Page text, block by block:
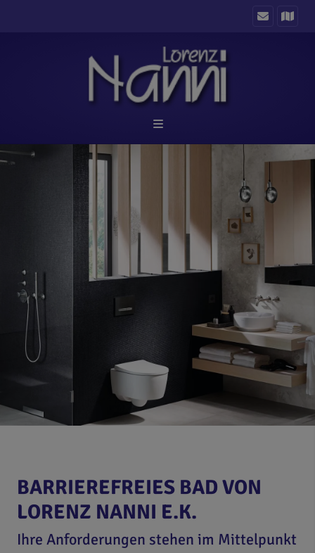
BARRIEREFREIES BAD VON
LORENZ NANNI E.K.
Ihre Anforderungen stehen im Mittelpunkt